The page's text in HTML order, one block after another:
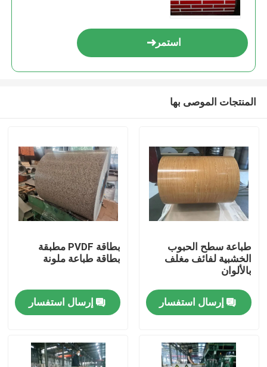
المنزل
حولنا
استمر
المنتجات الموصى بها
طباعة سطح الحبوب
الخشبية لفائف مغلف
بالألوان
إرسال استفسار
بطاقة PVDF مطبقة
بطاقة طباعة ملونة
إرسال استفسار